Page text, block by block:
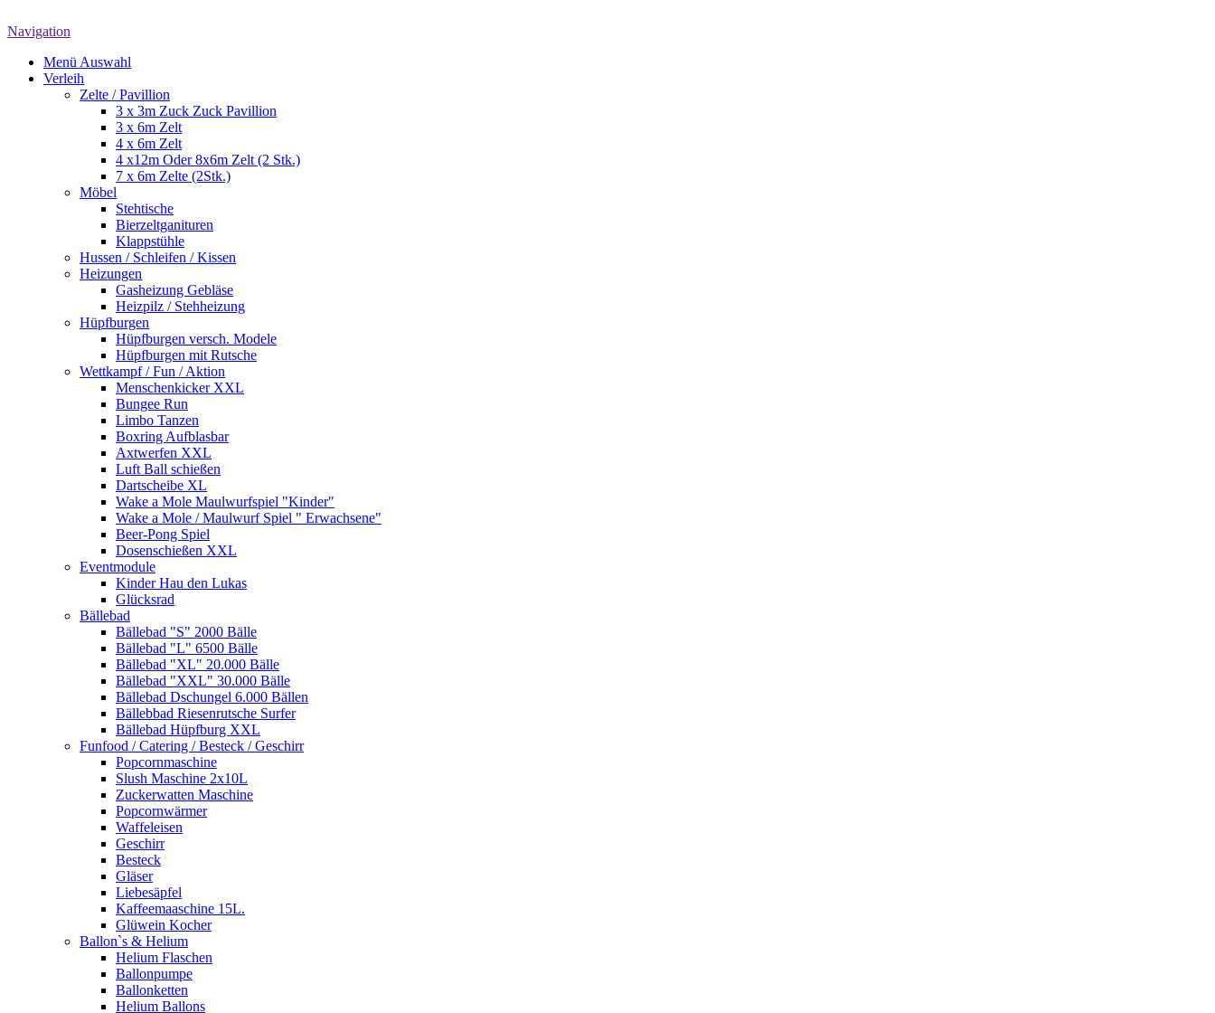
Navigation
Menü Auswahl
Verleih
Zelte / Pavillion
3 x 3m Zuck Zuck Pavillion
3 x 6m Zelt
4 x 6m Zelt
4 x12m Oder 8x6m Zelt (2 Stk.)
7 x 6m Zelte (2Stk.)
Möbel
Stehtische
Bierzeltganituren
Klappstühle
Hussen / Schleifen / Kissen
Heizungen
Gasheizung Gebläse
Heizpilz / Stehheizung
Hüpfburgen
Hüpfburgen versch. Modele
Hüpfburgen mit Rutsche
Wettkampf / Fun / Aktion
Menschenkicker XXL
Bungee Run
Limbo Tanzen
Boxring Aufblasbar
Axtwerfen XXL
Luft Ball schießen
Dartscheibe XL
Wake a Mole Maulwurfspiel "Kinder"
Wake a Mole / Maulwurf Spiel " Erwachsene"
Beer-Pong Spiel
Dosenschießen XXL
Eventmodule
Kinder Hau den Lukas
Glücksrad
Bällebad
Bällebad "S" 2000 Bälle
Bällebad "L" 6500 Bälle
Bällebad "XL" 20.000 Bälle
Bällebad "XXL" 30.000 Bälle
Bällebad Dschungel 6.000 Bällen
Bällebbad Riesenrutsche Surfer
Bällebad Hüpfburg XXL
Funfood / Catering / Besteck / Geschirr
Popcornmaschine
Slush Maschine 2x10L
Zuckerwatten Maschine
Popcornwärmer
Waffeleisen
Geschirr
Besteck
Gläser
Liebesäpfel
Kaffeemaaschine 15L.
Glüwein Kocher
Ballon`s & Helium
Helium Flaschen
Ballonpumpe
Ballonketten
Helium Ballons